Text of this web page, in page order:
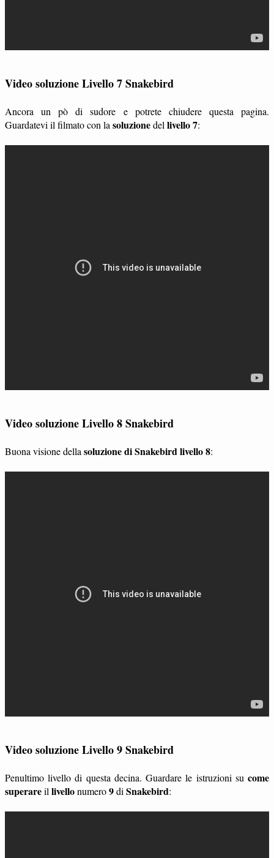
Video soluzione Livello 7 Snakebird
Ancora un pò di sudore e potrete chiudere questa pagina.
Guardatevi il filmato con lasoluzionedellivello 7:
Video soluzione Livello 8 Snakebird
Buona visione dellasoluzione di Snakebird livello 8:
Video soluzione Livello 9 Snakebird
Penultimo livello di questa decina. Guardare le istruzioni su come
superareillivellonumero9diSnakebird: